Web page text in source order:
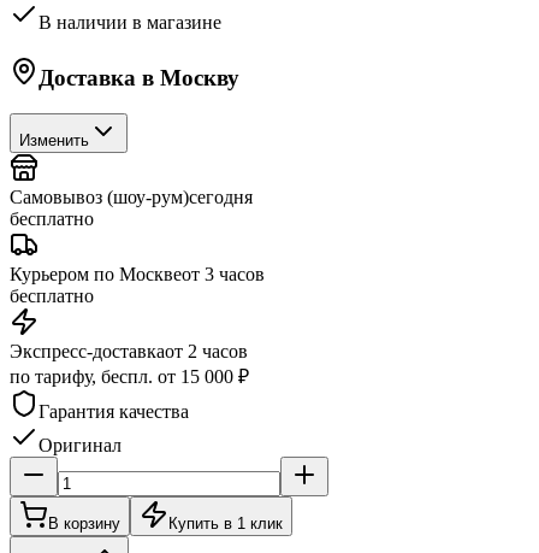
В наличии в магазине
Доставка в Москву
Изменить
Самовывоз (шоу-рум)сегодня
бесплатно
Курьером по Москвеот 3 часов
бесплатно
Экспресс-доставкаот 2 часов
по тарифу, беспл. от 15 000 ₽
Гарантия качества
Оригинал
В корзину Купить в 1 клик